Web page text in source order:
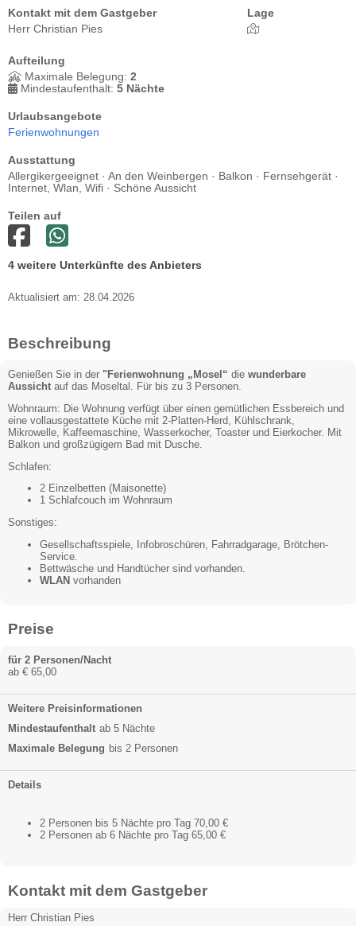
Kontakt mit dem Gastgeber
Herr Christian Pies
Lage
Aufteilung
Maximale Belegung: 2
Mindestaufenthalt: 5 Nächte
Urlaubsangebote
Ferienwohnungen
Ausstattung
Allergikergeeignet · An den Weinbergen · Balkon · Fernsehgerät ·
Internet, Wlan, Wifi · Schöne Aussicht
Teilen auf
4 weitere Unterkünfte des Anbieters
Aktualisiert am: 28.04.2026
Beschreibung
Genießen Sie in der "Ferienwohnung „Mosel“ die wunderbare
Aussicht auf das Moseltal. Für bis zu 3 Personen.
Wohnraum: Die Wohnung verfügt über einen gemütlichen Essbereich und
eine vollausgestattete Küche mit 2-Platten-Herd, Kühlschrank,
Mikrowelle, Kaffeemaschine, Wasserkocher, Toaster und Eierkocher. Mit
Balkon und großzügigem Bad mit Dusche.
Schlafen:
2 Einzelbetten (Maisonette)
1 Schlafcouch im Wohnraum
Sonstiges:
Gesellschaftsspiele, Infobroschüren, Fahrradgarage, Brötchen-
Service.
Bettwäsche und Handtücher sind vorhanden.
WLAN vorhanden
Preise
für 2 Personen/Nacht
ab € 65,00
Weitere Preisinformationen
Mindestaufenthalt ab 5 Nächte
Maximale Belegung bis 2 Personen
Details
2 Personen bis 5 Nächte pro Tag 70,00 €
2 Personen ab 6 Nächte pro Tag 65,00 €
Kontakt mit dem Gastgeber
Herr Christian Pies